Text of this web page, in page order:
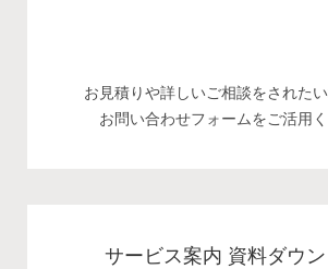
お見積りや詳しいご相談をされたい
お問い合わせフォームをご活用く
サービス案内 資料ダウ